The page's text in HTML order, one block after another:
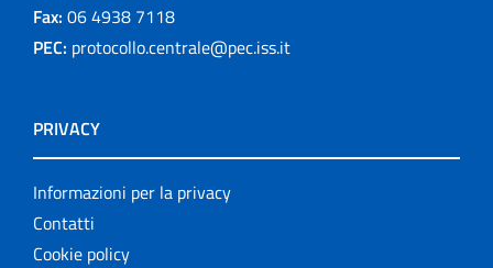
Fax: 06 4938 7118
PEC: protocollo.centrale@pec.iss.it
PRIVACY
Informazioni per la privacy
Contatti
Cookie policy